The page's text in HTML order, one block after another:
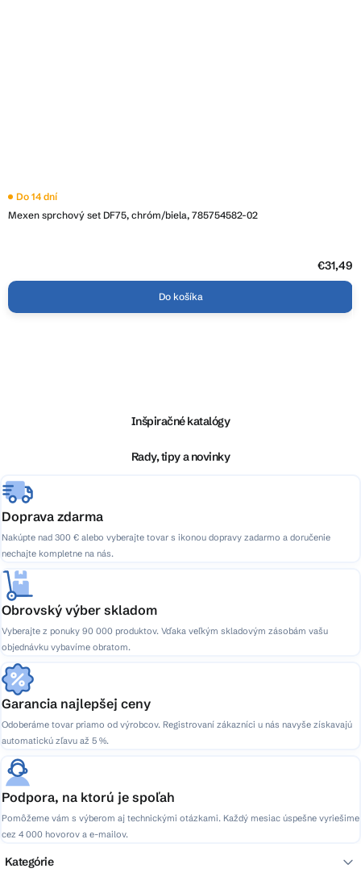
Mexen sprchový set DF75, chróm/biela, 785754582-02
Do 14 dní
€31,49
Do košíka
e
Inšpiračné katalógy
Rady, tipy a novinky
Doprava zdarma
Nakúpte nad 300 € alebo vyberajte tovar s ikonou dopravy zadarmo a doručenie
nechajte kompletne na nás.
Obrovský výber skladom
Vyberajte z ponuky 90 000 produktov. Vďaka veľkým skladovým zásobám vašu
objednávku vybavíme obratom.
Garancia najlepšej ceny
Odoberáme tovar priamo od výrobcov. Registrovaní zákazníci u nás navyše získavajú
automatickú zľavu až 5 %.
Podpora, na ktorú je spoľah
Pomôžeme vám s výberom aj technickými otázkami. Každý mesiac úspešne vyriešime
cez 4 000 hovorov a e-mailov.
Kategórie